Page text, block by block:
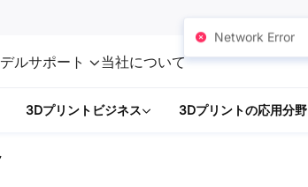
ルサポート 当社について
3Dプリントビジネス 3Dプリントの応用分野
Network Error